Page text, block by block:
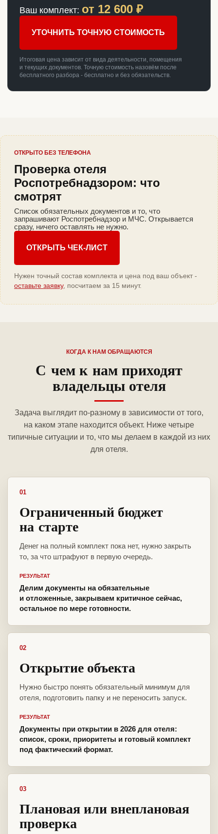
Ваш комплект: от 12 600 ₽
УТОЧНИТЬ ТОЧНУЮ СТОИМОСТЬ
Итоговая цена зависит от вида деятельности, помещения
и текущих документов. Точную стоимость назовём после
бесплатного разбора - бесплатно и без обязательств.
ОТКРЫТО БЕЗ ТЕЛЕФОНА
Проверка отеля
Роспотребнадзором: что
смотрят
Список обязательных документов и то, что
запрашивают Роспотребнадзор и МЧС. Открывается
сразу, ничего оставлять не нужно.
ОТКРЫТЬ ЧЕК-ЛИСТ
Нужен точный состав комплекта и цена под ваш объект -
оставьте заявку, посчитаем за 15 минут.
КОГДА К НАМ ОБРАЩАЮТСЯ
С чем к нам приходят
владельцы отеля
Задача выглядит по-разному в зависимости от того,
на каком этапе находится объект. Ниже четыре
типичные ситуации и то, что мы делаем в каждой из них
для отеля.
01
Ограниченный бюджет
на старте
Денег на полный комплект пока нет, нужно закрыть
то, за что штрафуют в первую очередь.
РЕЗУЛЬТАТ
Делим документы на обязательные
и отложенные, закрываем критичное сейчас,
остальное по мере готовности.
02
Открытие объекта
Нужно быстро понять обязательный минимум для
отеля, подготовить папку и не переносить запуск.
РЕЗУЛЬТАТ
Документы при открытии в 2026 для отеля:
список, сроки, приоритеты и готовый комплект
под фактический формат.
03
Плановая или внеплановая
проверка